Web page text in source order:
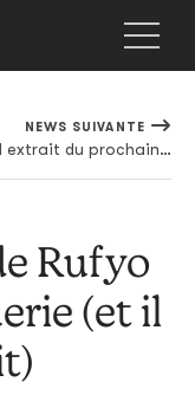
NEWS SUIVANTE
Nouvel extrait du prochain EP de Sharon Van Etten en écoute
Rufyo
(et il